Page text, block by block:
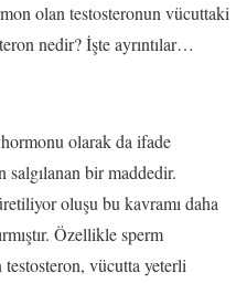
olan testosteronun vücuttaki
nedir? İşte ayrıntılar…
olarak da ifade
salgılanan bir maddedir.
oluşu bu kavramı daha
Özellikle sperm
vücutta yeterli